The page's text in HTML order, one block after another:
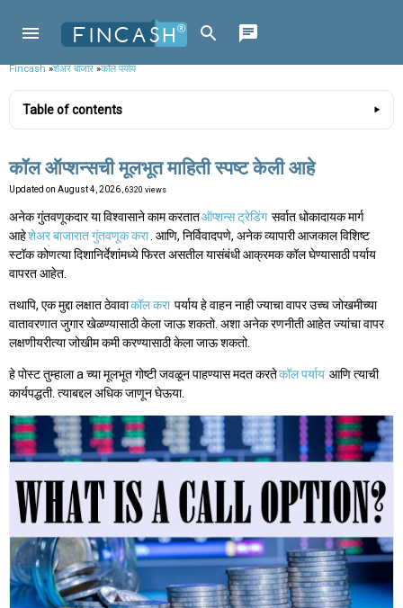
Fincash»शेअर बाजार»कॉल पर्याय
Table of contents
कॉल ऑप्शन्सची मूलभूत माहिती स्पष्ट केली आहे
Updated on August 4, 2026 , 6320 views
अनेक गुंतवणूकदार या विश्वासाने काम करतातऑप्शन्स ट्रेडिंग सर्वात धोकादायक मार्ग
आहेशेअर बाजारात गुंतवणूक करा. आणि, निर्विवादपणे, अनेक व्यापारी आजकाल विशिष्ट
स्टॉक कोणत्या दिशानिर्देशांमध्ये फिरत असतील यासंबंधी आक्रमक कॉल घेण्यासाठी पर्याय
वापरत आहेत.
तथापि, एक मुद्दा लक्षात ठेवावाकॉल करा पर्याय हे वाहन नाही ज्याचा वापर उच्च जोखमीच्या
वातावरणात जुगार खेळण्यासाठी केला जाऊ शकतो. अशा अनेक रणनीती आहेत ज्यांचा वापर
लक्षणीयरीत्या जोखीम कमी करण्यासाठी केला जाऊ शकतो.
हे पोस्ट तुम्हाला a च्या मूलभूत गोष्टी जवळून पाहण्यास मदत करतेकॉल पर्याय आणि त्याची
कार्यपद्धती. त्याबद्दल अधिक जाणून घेऊया.